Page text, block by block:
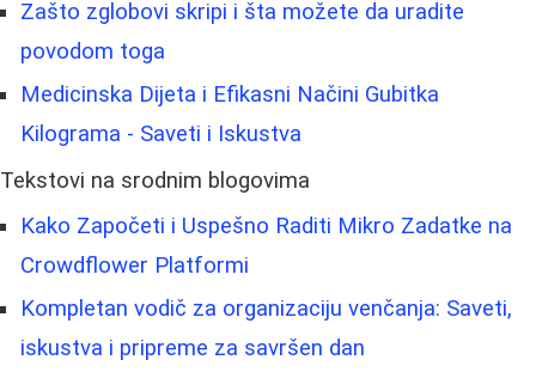
Zašto zglobovi skripi i šta možete da uradite
povodom toga
Medicinska Dijeta i Efikasni Načini Gubitka
Kilograma - Saveti i Iskustva
Tekstovi na srodnim blogovima
Kako Započeti i Uspešno Raditi Mikro Zadatke na
Crowdflower Platformi
Kompletan vodič za organizaciju venčanja: Saveti,
iskustva i pripreme za savršen dan